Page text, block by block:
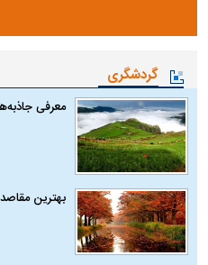
گردشگری
معرفی
بهترین